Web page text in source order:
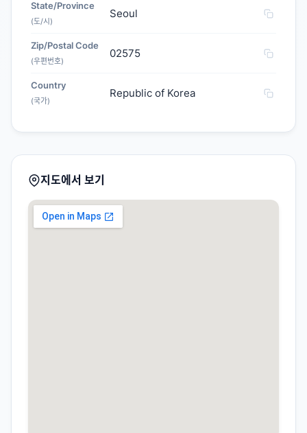
State/Province
(도/시)
Seoul
Zip/Postal Code
(우편번호)
02575
Country
(국가)
Republic of Korea
지도에서 보기